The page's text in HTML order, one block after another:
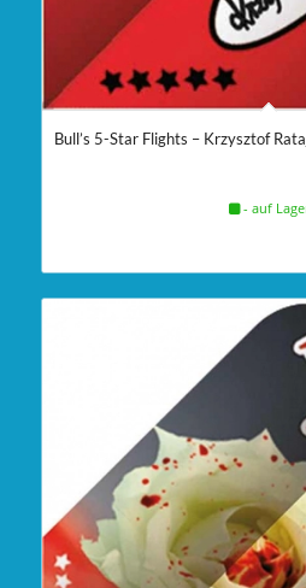
Bull’s 5-Star Flights – Krzysztof
- auf